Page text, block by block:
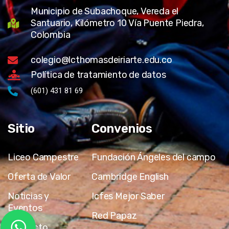
Municipio de Subachoque, Vereda el
Santuario, Kilómetro 10 Vía Puente Piedra,
Colombia
colegio@lcthomasdeiriarte.edu.co
Política de tratamiento de datos
(601) 431 81 69
Sitio
Liceo Campestre
Oferta de Valor
Noticias y
Eventos
Convenios
Fundación Ángeles del campo
Cambridge English
Icfes Mejor Saber
Red Papaz